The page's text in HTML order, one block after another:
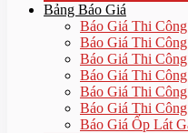
Bảng Báo Giá
Báo Giá Thi
Báo Giá Thi
Báo Giá Thi
Báo Giá Thi
Báo Giá Thi
Báo Giá Thi
Báo Giá Ốp Lát